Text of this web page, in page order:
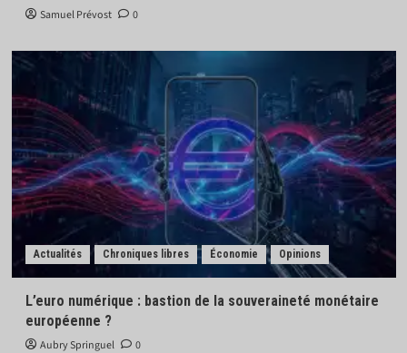
Samuel Prévost 0
Actualités Chroniques libres Économie Opinions
L’euro numérique : bastion de la souveraineté monétaire
européenne ?
Aubry Springuel 0